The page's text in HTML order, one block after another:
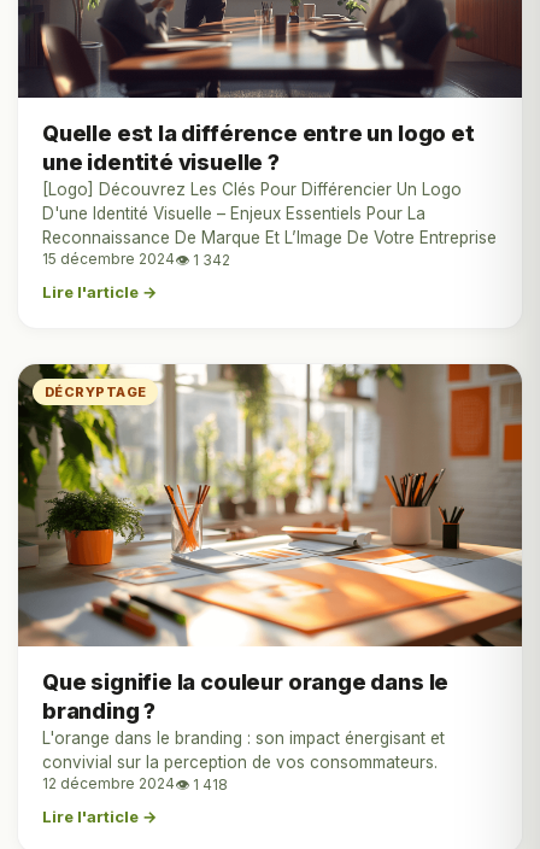
Quelle est la différence entre un logo et
une identité visuelle ?
[Logo] Découvrez Les Clés Pour Différencier Un Logo
D'une Identité Visuelle – Enjeux Essentiels Pour La
Reconnaissance De Marque Et L’Image De Votre Entreprise
15 décembre 2024👁 1 342
Lire l'article →
DÉCRYPTAGE
Que signifie la couleur orange dans le
branding ?
L'orange dans le branding : son impact énergisant et
convivial sur la perception de vos consommateurs.
12 décembre 2024👁 1 418
Lire l'article →